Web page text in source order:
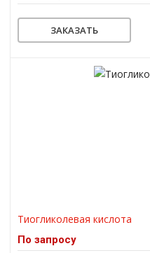
ЗАКАЗАТЬ
Тиогликолевая кислота
По запросу